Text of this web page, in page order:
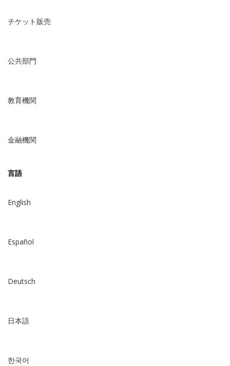
チケット販売
公共部門
教育機関
金融機関
言語
English
Español
Deutsch
日本語
한국어